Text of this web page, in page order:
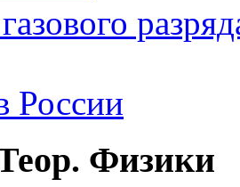
России
Физики